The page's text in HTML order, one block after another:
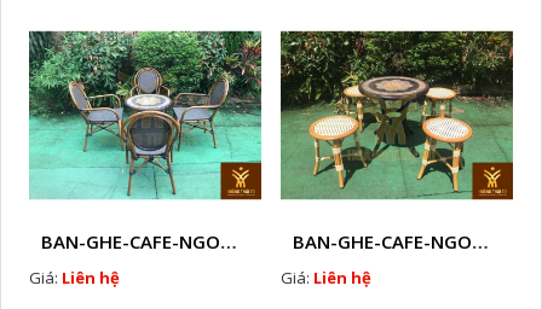
BAN-GHE-CAFE-NGOAI-TROI-J29
Giá: Liên hệ
BAN-GHE-CAFE-NGOAI-TROI-J30
Giá: Liên hệ